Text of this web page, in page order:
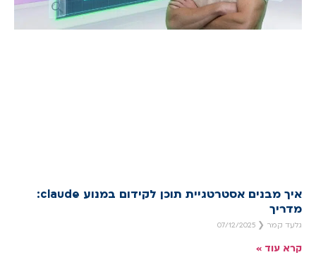
איך מבנים אסטרטגיית תוכן לקידום במנוע claude:
מדריך
גלעד קמר
קרא עוד »